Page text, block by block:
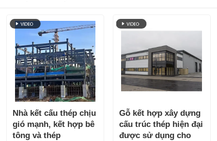
Nhà kết cấu thép chịu
gió mạnh, kết hợp bê
tông và thép
Gỗ kết hợp xây dựng
cấu trúc thép hiện đại
được sử dụng cho